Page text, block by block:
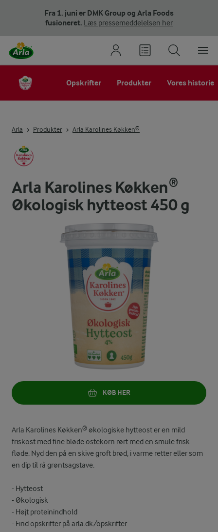
Fra 1. juni er DMK Group og Arla Foods
fusioneret. Læs pressemeddelelsen her
Opskrifter Produkter Vores historie
Arla Produkter Arla Karolines Køkken®
Arla Karolines Køkken®
Økologisk hytteost 450 g
KØB HER
Arla Karolines Køkken® økologiske hytteost er en mild
friskost med fine bløde ostekorn rørt med en smule frisk
fløde. Nyd den på en skive groft brød, i varme retter eller som
en dip til rå grøntsagstave.
- Hytteost
- Økologisk
- Højt proteinindhold
- Find opskrifter på arla.dk/opskrifter